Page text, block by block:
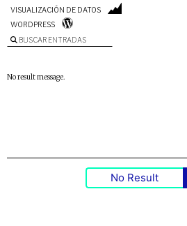
VISUALIZACIÓN DE DATOS
WORDPRESS
BUSCAR ENTRADAS
No result message.
No Result